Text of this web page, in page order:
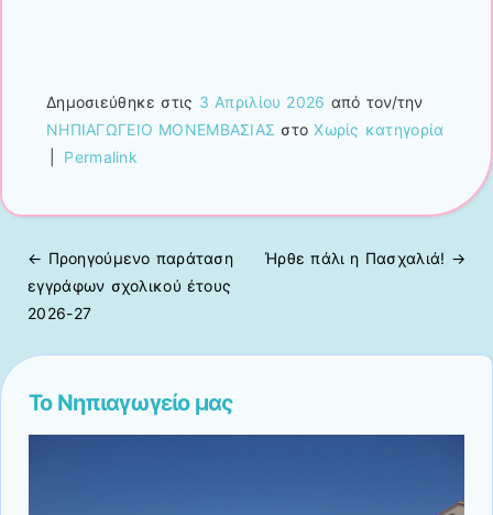
Δημοσιεύθηκε στις 3 Απριλίου 2026 από τον/την
ΝΗΠΙΑΓΩΓΕΙΟ ΜΟΝΕΜΒΑΣΙΑΣ στοΧωρίς κατηγορία
Permalink
Πλοήγηση άρθρων
← Προηγούμενo παράταση
εγγράφων σχολικού έτους
2026-27
Ήρθε πάλι η Πασχαλιά! →
Το Νηπιαγωγείο μας